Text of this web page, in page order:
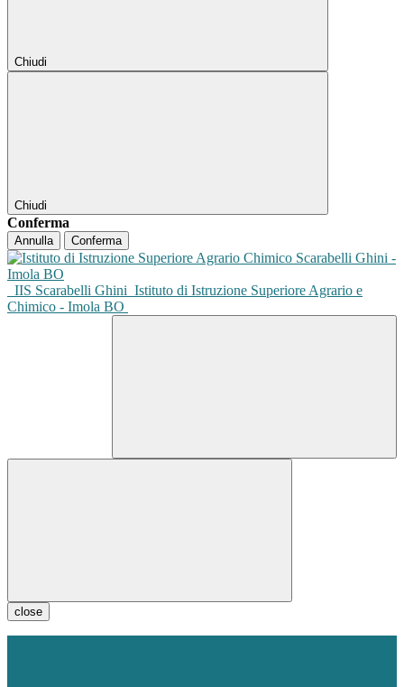
Chiudi
Chiudi
Conferma
Annulla Conferma
IIS Scarabelli Ghini Istituto di Istruzione Superiore Agrario e
Chimico - Imola BO
close